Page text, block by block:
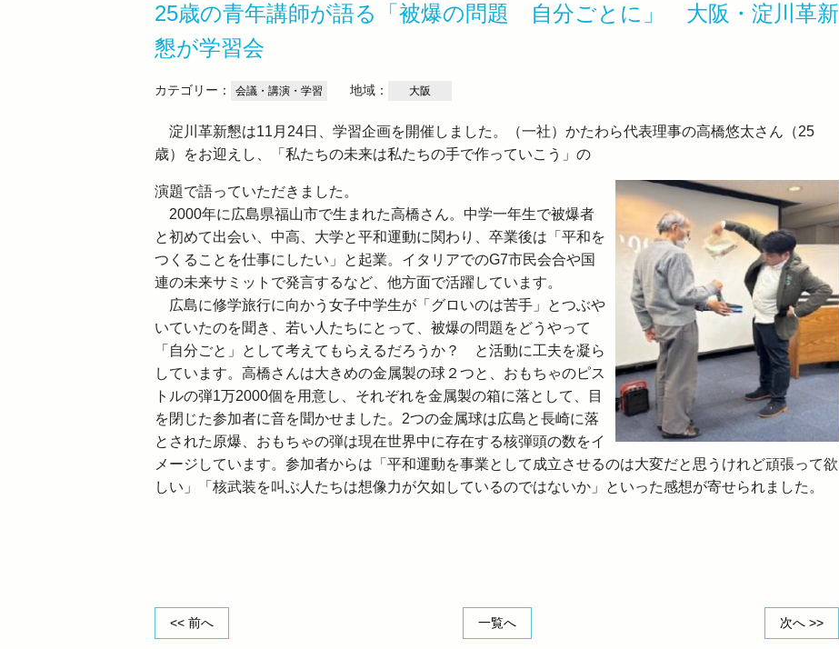
25歳の青年講師が語る「被爆の問題 自分ごとに」 大阪・淀川革新
懇が学習会
カテゴリー： 会議・講演・学習 地域： 大阪
淀川革新懇は11月24日、学習企画を開催しました。（一社）かたわら代表理事の高橋悠太さん（25
歳）をお迎えし、「私たちの未来は私たちの手で作っていこう」の
演題で語っていただきました。
2000年に広島県福山市で生まれた高橋さん。中学一年生で被爆者
と初めて出会い、中高、大学と平和運動に関わり、卒業後は「平和を
つくることを仕事にしたい」と起業。イタリアでのG7市民会合や国
連の未来サミットで発言するなど、他方面で活躍しています。
広島に修学旅行に向かう女子中学生が「グロいのは苦手」とつぶや
いていたのを聞き、若い人たちにとって、被爆の問題をどうやって
「自分ごと」として考えてもらえるだろうか？ と活動に工夫を凝ら
しています。高橋さんは大きめの金属製の球２つと、おもちゃのピス
トルの弾1万2000個を用意し、それぞれを金属製の箱に落として、目
を閉じた参加者に音を聞かせました。2つの金属球は広島と長崎に落
とされた原爆、おもちゃの弾は現在世界中に存在する核弾頭の数をイ
メージしています。参加者からは「平和運動を事業として成立させるのは大変だと思うけれど頑張って欲
しい」「核武装を叫ぶ人たちは想像力が欠如しているのではないか」といった感想が寄せられました。
<< 前へ 一覧へ 次へ >>